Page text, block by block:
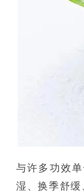
与许多功效
湿、换季舒